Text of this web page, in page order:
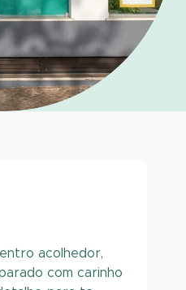
acolhedor,
com carinho